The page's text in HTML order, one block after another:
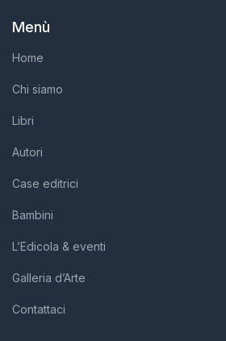
Menù
Home
Chi siamo
Libri
Autori
Case editrici
Bambini
L’Edicola & eventi
Galleria d’Arte
Contattaci